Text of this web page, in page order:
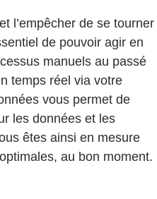
l’empêcher de se tourner
de pouvoir agir en
manuels au passé
temps réel via votre
vous permet de
les données et les
êtes ainsi en mesure
au bon moment.